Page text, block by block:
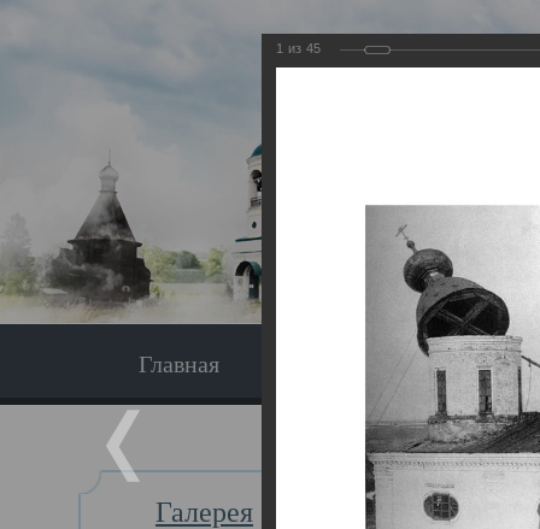
Главная Экскурсия
Галерея
Главная
1 из 45